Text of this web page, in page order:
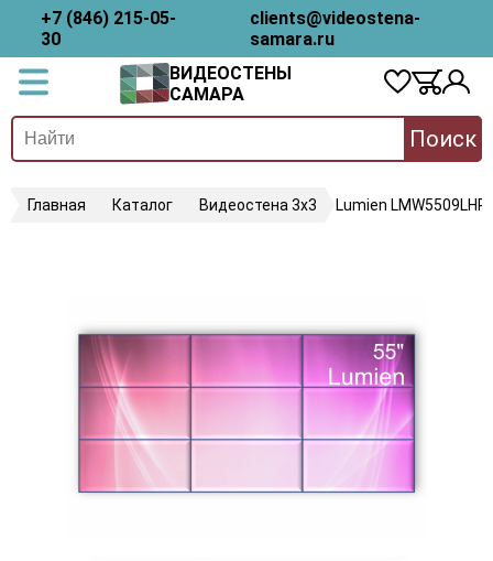
+7 (846) 215-05-
30
clients@videostena-
samara.ru
ВИДЕОСТЕНЫ
САМАРА
Поиск
Главная Каталог Видеостена 3х3 Lumien